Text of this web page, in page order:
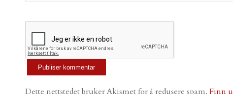
Dette nettstedet bruker Akismet for å redusere spam. Finn